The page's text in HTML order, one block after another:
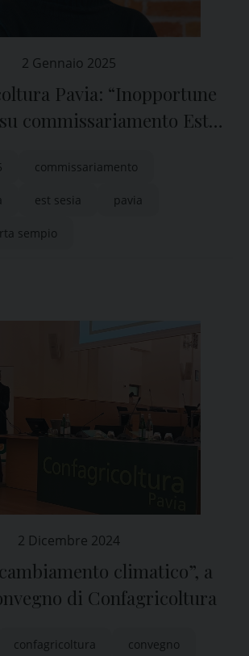
2 Gennaio 2025
Pavia: “Inopportune
commissariamento Est
commissariamento
est sesia pavia
sempio
2 Dicembre 2024
climatico”, a
di Confagricoltura
confagricoltura convegno